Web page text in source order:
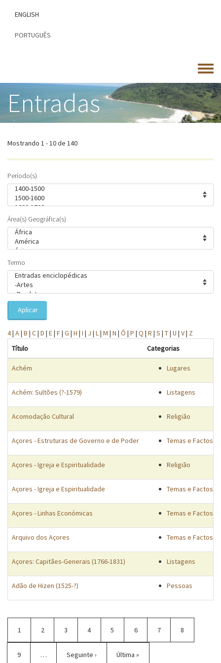
conteúdo
ENGLISH
PORTUGUÊS
Toggle
menu
Entradas
Mostrando 1 - 10 de 140
Período(s)
Área(s) Geográfica(s)
Termo
Aplicar
4| A| B | C| D | E| F| G | H | I | J | L| M | N | Ô | P | Q | R | S | T| U | V| Z
Título
Categorias
Achém Lugares
Achém: Sultões (?-1579) Listagens
Acomodação Cultural Religião
Açores - Estruturas de Governo e de Poder Temas e Factos
Açores - Igreja e Espiritualidade Religião
Açores - Igreja e Espiritualidade Temas e Factos
Açores - Linhas Económicas Temas e Factos
Arquivo dos Açores Temas e Factos
Açores: Capitães-Generais (1766-1831) Listagens
Adão de Hizen (1525-?) Pessoas
Paginação
Página
atual
1 Página
2 Página
3 Página
4 Página
5 Página
6 Página
7 Página
8
Página
9 …
Próxima
Seguinte ›
Última
Última »